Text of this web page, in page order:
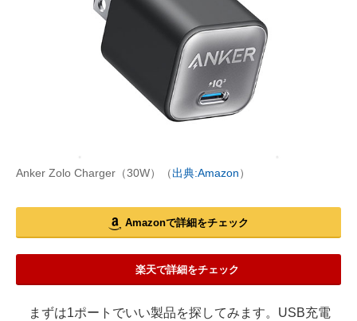
Anker Zolo Charger（30W）（出典:Amazon）
Amazonで詳細をチェック
楽天で詳細をチェック
まずは1ポートでいい製品を探してみます。USB充電